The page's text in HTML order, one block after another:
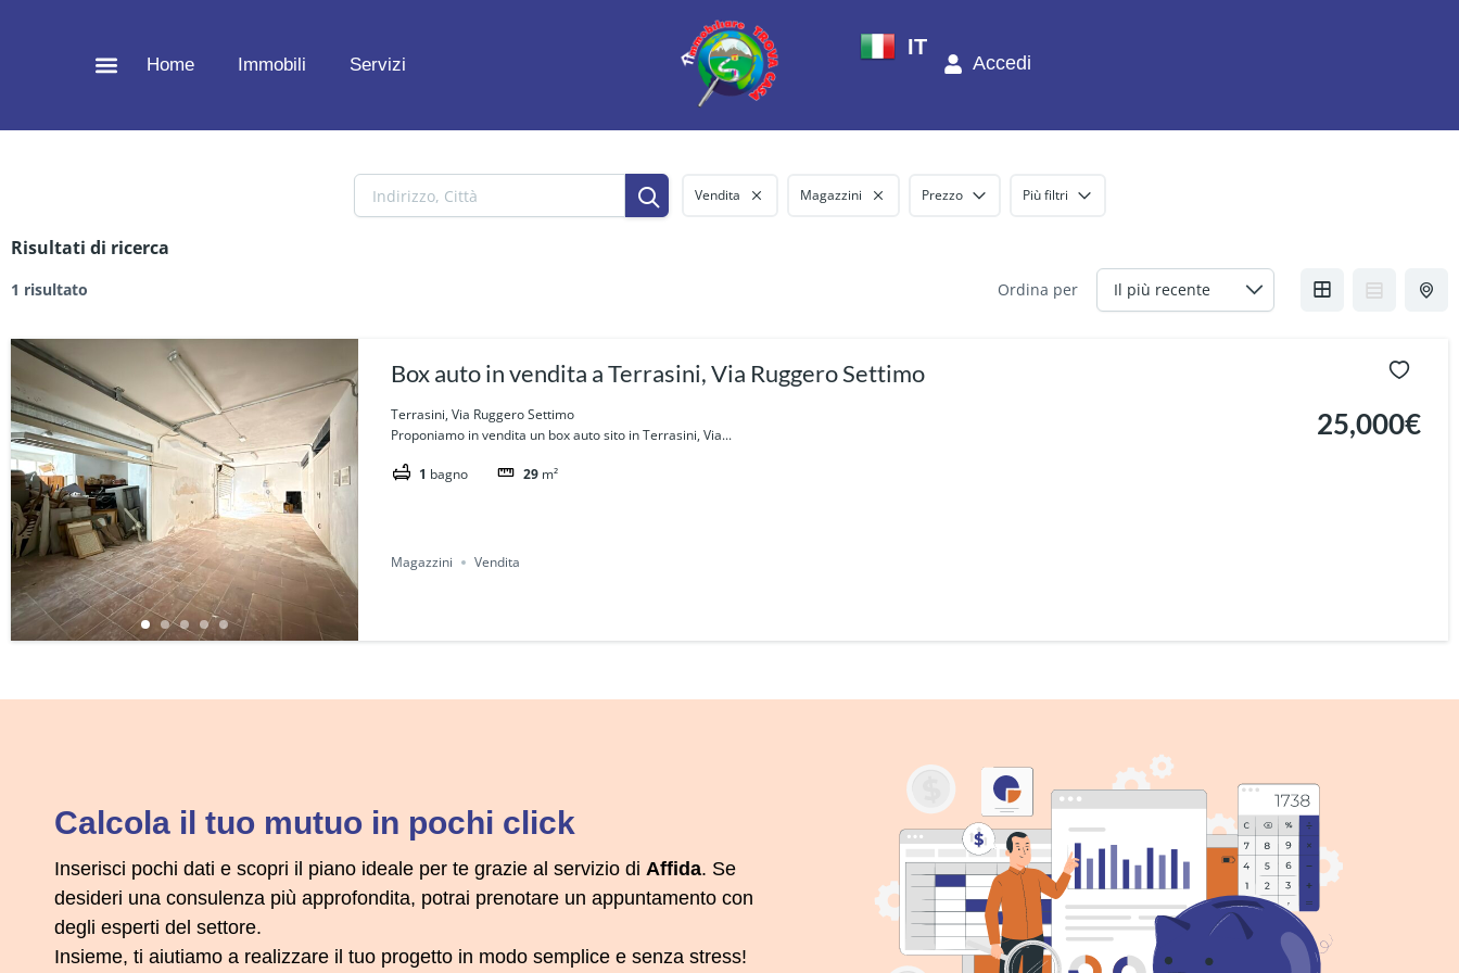
Home Immobili Servizi
IT
Accedi
Vendita Magazzini Prezzo Più filtri
Risultati di ricerca
1 risultato Ordina per
Box auto in vendita a Terrasini, Via Ruggero Settimo
Terrasini, Via Ruggero Settimo
Proponiamo in vendita un box auto sito in Terrasini, Via...
1 bagno 29 m²
25,000€
Magazzini Vendita
Inserisci pochi dati e scopri il piano ideale per te grazie al servizio di Affida. Se
desideri una consulenza più approfondita, potrai prenotare un appuntamento con
degli esperti del settore.
Insieme, ti aiutiamo a realizzare il tuo progetto in modo semplice e senza stress!
Calcola il tuo mutuo in pochi click